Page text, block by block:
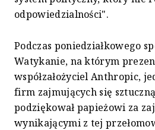
odpowiedzialności".
Podczas poniedziałkowego
Watykanie, na którym
współzałożyciel Anthropic,
firm zajmujących się
podziękował papieżowi za
wynikającymi z tej